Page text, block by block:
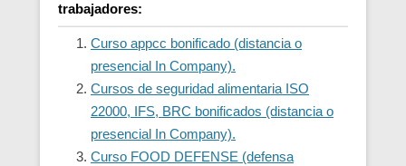
trabajadores:
Curso appcc bonificado (distancia o
presencial In Company).
Cursos de seguridad alimentaria ISO
22000, IFS, BRC bonificados (distancia o
presencial In Company).
Curso FOOD DEFENSE (defensa